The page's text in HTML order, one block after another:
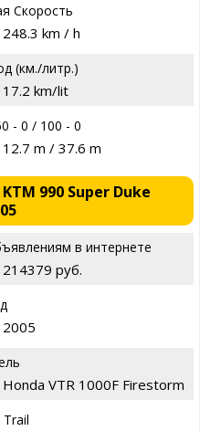
Скорость
248.3 km / h
(км./литр.)
17.2 km/lit
- 0 / 100 - 0
12.7 m / 37.6 m
990 Super Duke
в интернете
214379 руб.
2005
Honda VTR 1000F Firestorm
Trail